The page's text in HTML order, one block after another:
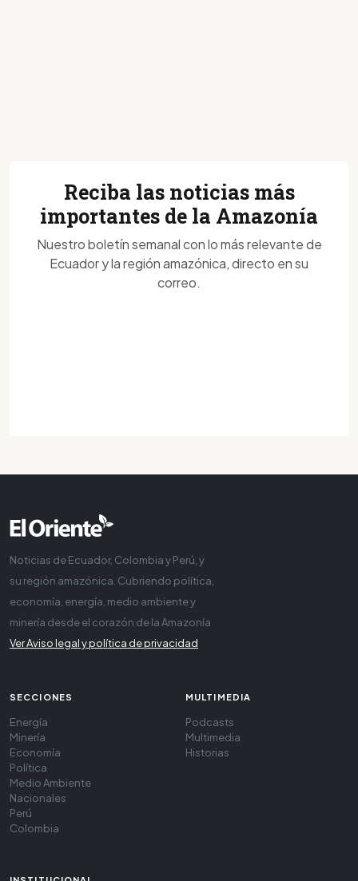
Reciba las noticias más
importantes de la Amazonía
Nuestro boletín semanal con lo más relevante de
Ecuador y la región amazónica, directo en su
correo.
Noticias de Ecuador, Colombia y Perú, y
su región amazónica. Cubriendo política,
economía, energía, medio ambiente y
minería desde el corazón de la Amazonía
Ver Aviso legal y política de privacidad
SECCIONES
Energía
Minería
Economía
Política
Medio Ambiente
Nacionales
Perú
Colombia
MULTIMEDIA
Podcasts
Multimedia
Historias